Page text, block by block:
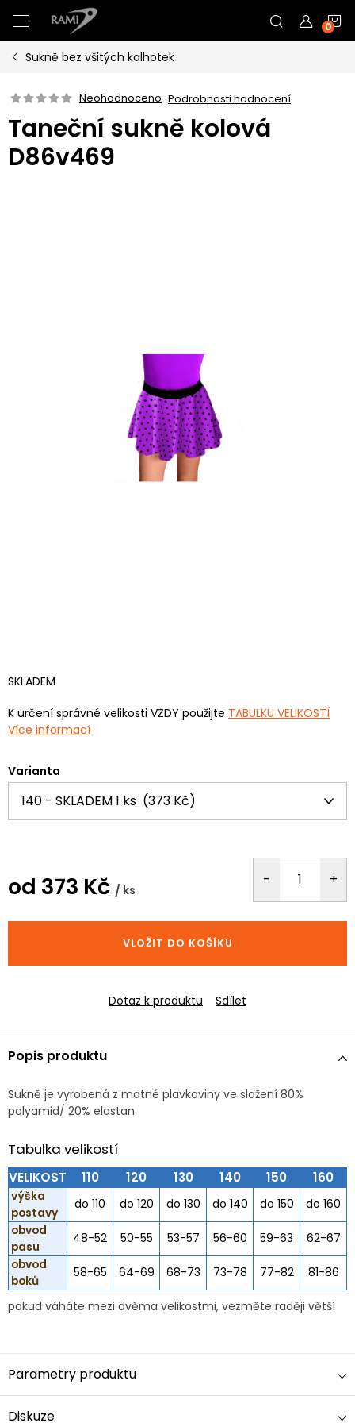
na
obsah
Sukně bez všitých kalhotek
Neohodnoceno Podrobnosti hodnocení
Taneční sukně kolová
D86v469
SKLADEM
K určení správné velikosti VŽDY použijte TABULKU VELIKOSTÍ
Více informací
Varianta
od 373 Kč / ks
cena:
VLOŽIT DO KOŠÍKU
Dotaz k produktu Sdílet
Popis produktu
Sukně je vyrobená z matné plavkoviny ve složení 80%
polyamid/ 20% elastan
Tabulka velikostí
VELIKOST 110 120 130 140 150 160
výška
postavy
do 110 do 120 do 130 do 140 do 150
do 160
obvod
pasu
48-52 50-55 53-57 56-60 59-63
62-67
obvod
boků
58-65 64-69 68-73 73-78 77-82 81-86
pokud váháte mezi dvěma velikostmi, vezměte raději větší
Parametry produktu
Diskuze